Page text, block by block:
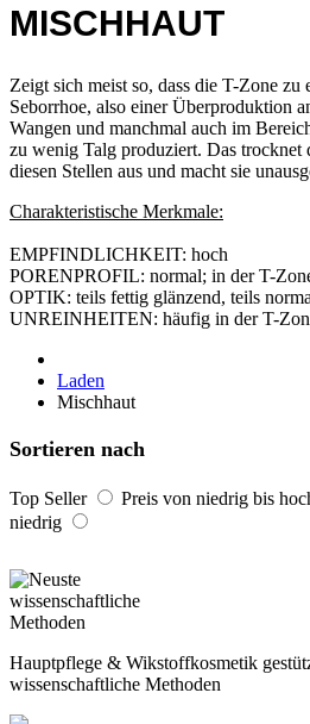
MISCHHAUT
Zeigt sich meist so, dass die T-Zone zu
Seborrhoe, also einer Überproduktion
Wangen und manchmal auch im
zu wenig Talg produziert. Das trocknet
diesen Stellen aus und macht sie
Charakteristische Merkmale:
EMPFIND­LICHKEIT: hoch
POREN­PROFIL: normal; in der T-
OPTIK: teils fettig glänzend, teils
UNREIN­HEITEN: häufig in der T-
Laden
Mischhaut
Sortieren nach
Top Seller Preis von niedrig bis
niedrig
Hauptpflege & Wikstoffkosmetik
wissenschaftliche Methoden